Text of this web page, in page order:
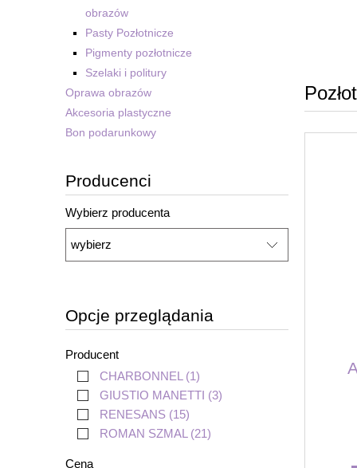
obrazów
Pasty Pozłotnicze
Pigmenty pozłotnicze
Szelaki i politury
Oprawa obrazów
Akcesoria plastyczne
Bon podarunkowy
Producenci
Wybierz producenta
Opcje przeglądania
Producent
CHARBONNEL (1)
GIUSTIO MANETTI (3)
RENESANS (15)
ROMAN SZMAL (21)
Cena